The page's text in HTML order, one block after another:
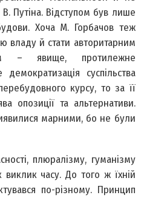
В. Путіна. Відступом був лише
Хоча М. Горбачов теж
владу й стати авторитарним
– явище, протилежне
суспільства
курсу, то за її
опозиції та альтернативи.
марними, бо не були
плюралізму, гуманізму
часу. До того ж їхній
по-різному. Принцип